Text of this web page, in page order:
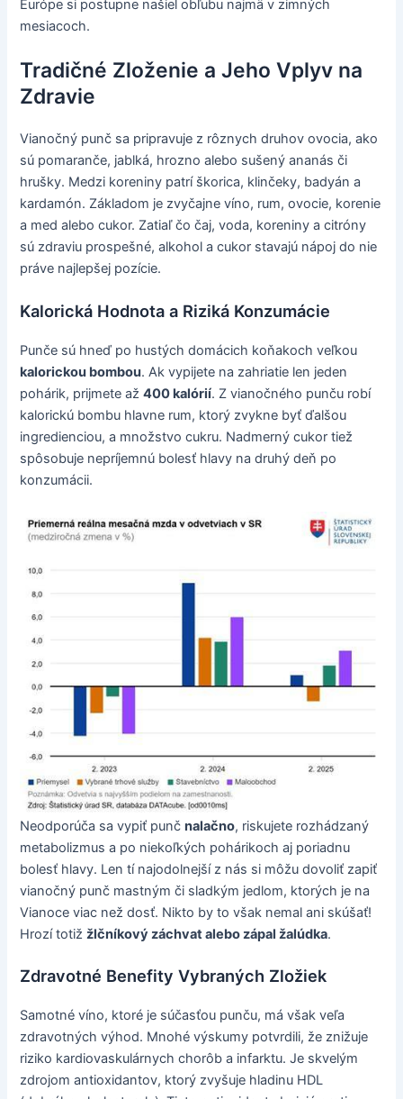
Európe si postupne našiel obľubu najmä v zimných
mesiacoch.
Tradičné Zloženie a Jeho Vplyv na
Zdravie
Vianočný punč sa pripravuje z rôznych druhov ovocia, ako
sú pomaranče, jablká, hrozno alebo sušený ananás či
hrušky. Medzi koreniny patrí škorica, klinčeky, badyán a
kardamón. Základom je zvyčajne víno, rum, ovocie, korenie
a med alebo cukor. Zatiaľ čo čaj, voda, koreniny a citróny
sú zdraviu prospešné, alkohol a cukor stavajú nápoj do nie
práve najlepšej pozície.
Kalorická Hodnota a Riziká Konzumácie
Punče sú hneď po hustých domácich koňakoch veľkou
kalorickou bombou. Ak vypijete na zahriatie len jeden
pohárik, prijmete až400 kalórií. Z vianočného punču robí
kalorickú bombu hlavne rum, ktorý zvykne byť ďalšou
ingredienciou, a množstvo cukru. Nadmerný cukor tiež
spôsobuje nepríjemnú bolesť hlavy na druhý deň po
konzumácii.
Neodporúča sa vypiť punčnalačno, riskujete rozhádzaný
metabolizmus a po niekoľkých pohárikoch aj poriadnu
bolesť hlavy. Len tí najodolnejší z nás si môžu dovoliť zapiť
vianočný punč mastným či sladkým jedlom, ktorých je na
Vianoce viac než dosť. Nikto by to však nemal ani skúšať!
Hrozí totižžlčníkový záchvat alebo zápal žalúdka.
Zdravotné Benefity Vybraných Zložiek
Samotné víno, ktoré je súčasťou punču, má však veľa
zdravotných výhod. Mnohé výskumy potvrdili, že znižuje
riziko kardiovaskulárnych chorôb a infarktu. Je skvelým
zdrojom antioxidantov, ktorý zvyšuje hladinu HDL